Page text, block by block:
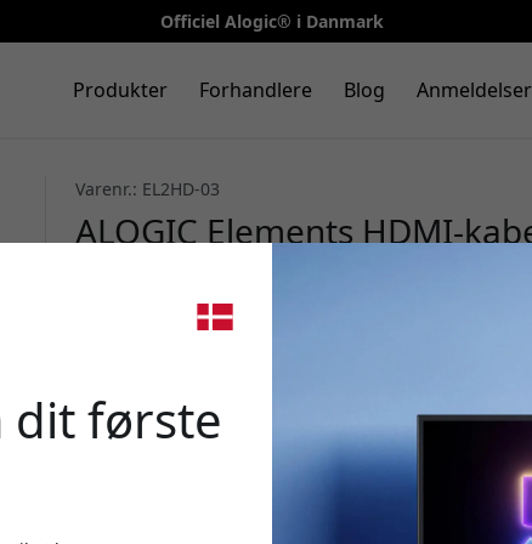
Officiel Alogic® i Danmark
Produkter Forhandlere Blog Anmeldelser
Varenr.: EL2HD-03
ALOGIC Elements HDMI-
Premium High Speed
monitor, 18 Gbps - Sort
dit første
Brug denne kode